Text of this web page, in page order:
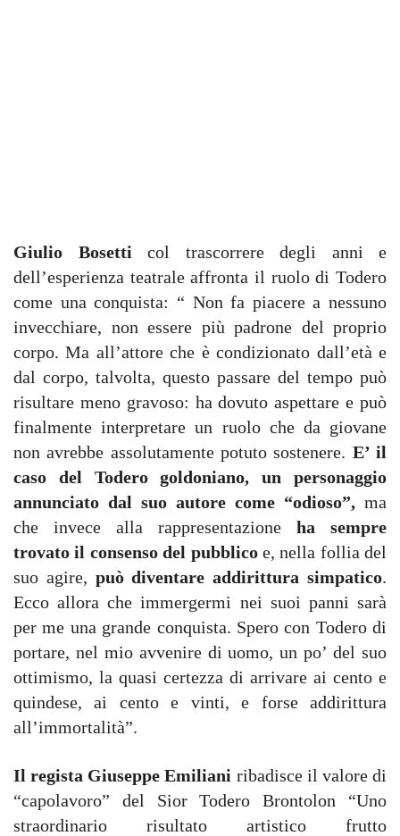
Giulio Bosetti col trascorrere degli anni e
dell’esperienza teatrale affronta il ruolo di Todero
come una conquista: “ Non fa piacere a nessuno
invecchiare, non essere più padrone del proprio
corpo. Ma all’attore che è condizionato dall’età e
dal corpo, talvolta, questo passare del tempo può
risultare meno gravoso: ha dovuto aspettare e può
finalmente interpretare un ruolo che da giovane
non avrebbe assolutamente potuto sostenere. E’ il
caso del Todero goldoniano, un personaggio
annunciato dal suo autore come “odioso”, ma
che invece alla rappresentazione ha sempre
trovato il consenso del pubblicoe, nella follia del
suo agire, può diventare addirittura simpatico.
Ecco allora che immergermi nei suoi panni sarà
per me una grande conquista. Spero con Todero di
portare, nel mio avvenire di uomo, un po’ del suo
ottimismo, la quasi certezza di arrivare ai cento e
quindese, ai cento e vinti, e forse addirittura
all’immortalità”.
Il regista Giuseppe Emiliani ribadisce il valore di
“capolavoro” del Sior Todero Brontolon “Uno
straordinario risultato artistico frutto